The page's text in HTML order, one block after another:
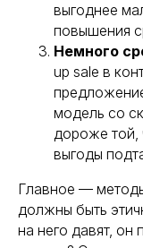
выгоднее
повышения
Немного
up sale в
модель со
дороже той,
выгоды
Главное —
должны быть
на него давят,